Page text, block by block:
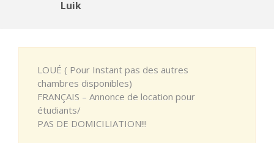
Luik
LOUÉ ( Pour Instant pas des autres
chambres disponibles)
FRANÇAIS – Annonce de location pour
étudiants/
PAS DE DOMICILIATION!!!